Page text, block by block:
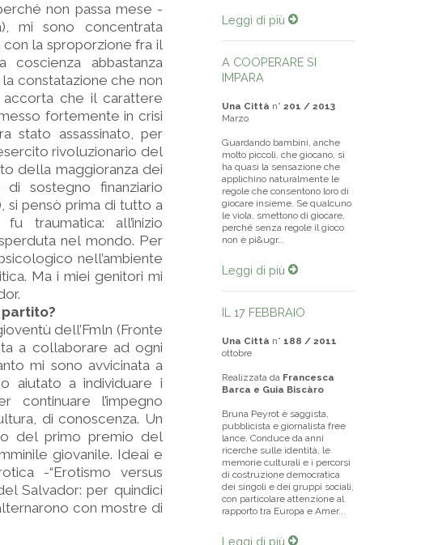
non passa mese -
mi sono concentrata
la sproporzione fra il
abbastanza
constatazione che non
che il carattere
fortemente in crisi
stato assassinato, per
rivoluzionario del
della maggioranza dei
sostegno finanziario
si pensò prima di tutto a
traumatica: all’inizio
nel mondo. Per
nell’ambiente
Ma i miei genitori mi
dell’Fmln (Fronte
a collaborare ad ogni
mi sono avvicinata a
aiutato a individuare i
l’impegno
di conoscenza. Un
del primo premio del
giovanile. Ideai e
-“Erotismo versus
Salvador: per quindici
con mostre di
Leggi di più
A COOPERARE SI
IMPARA
Una Città n° 201 / 2013
Marzo
Guardando bambini, anche
molto piccoli, che giocano, si
ha quasi la sensazione che
applichino naturalmente le
regole che consentono loro di
giocare insieme. Se qualcuno
le viola, smettono di giocare,
perché senza regole il gioco
non è pi&ugr...
Leggi di più
IL 17 FEBBRAIO
Una Città n° 188 / 2011
ottobre
Realizzata da Francesca
Barca e Guia Biscàro
Bruna Peyrot è saggista,
pubblicista e giornalista free
lance. Conduce da anni
ricerche sulle identità, le
memorie culturali e i percorsi
di costruzione democratica
dei singoli e dei gruppi sociali,
con particolare attenzione al
rapporto tra Europa e Amer...
Leggi di più